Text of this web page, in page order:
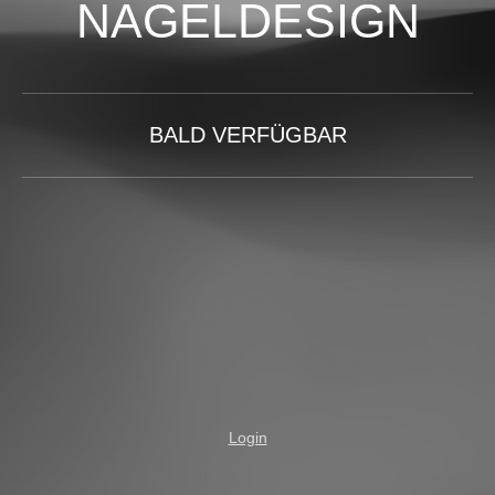
NAGELDESIGN
BALD VERFÜGBAR
Login